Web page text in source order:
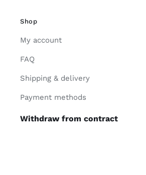
Shop
My account
FAQ
Shipping & delivery
Payment methods
Withdraw from contract